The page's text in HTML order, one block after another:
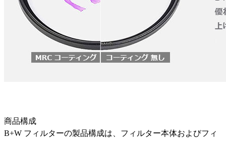
商品構成
B+W フィルターの製品構成は、フィルター本体およびフィ